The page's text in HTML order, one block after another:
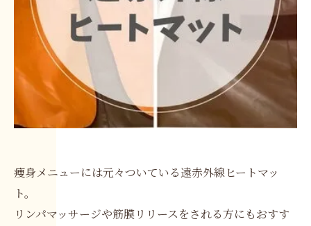
痩身メニューには元々ついている遠赤外線ヒートマッ
ト。
リンパマッサージや筋膜リリースをされる方にもおすす